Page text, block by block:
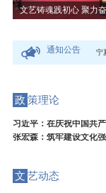
105周年主题活动
宁夏首个！银川市贺
通知公告 宁
政 策理论
习近平：在庆祝中国共
张宏森：筑牢建设文化
文 艺动态